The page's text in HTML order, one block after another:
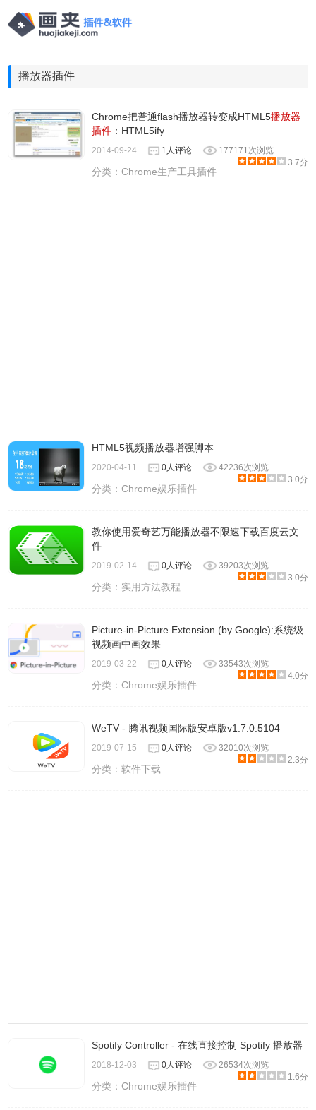
播放器插件
Chrome把普通flash播放器转变成HTML5播放器
插件 ：HTML5ify
2014-09-24 1人评论
177171次浏览
3.7分
分类：Chrome生产工具插件
HTML5视频播放器增强脚本
2020-04-11 0人评论
42236次浏览
3.0分
分类：Chrome娱乐插件
教你使用爱奇艺万能播放器不限速下载百度云文
件
2019-02-14 0人评论
39203次浏览
3.0分
分类： 实用方法教程
Picture-in-Picture Extension (by Google):系统级
视频画中画效果
2019-03-22 0人评论
33543次浏览
4.0分
分类：Chrome娱乐插件
WeTV - 腾讯视频国际版安卓版v1.7.0.5104
2019-07-15 0人评论
32010次浏览
2.3分
分类：软件下载
Spotify Controller - 在线直接控制 Spotify 播放器
2018-12-03 0人评论
26534次浏览
1.6分
分类：Chrome娱乐插件